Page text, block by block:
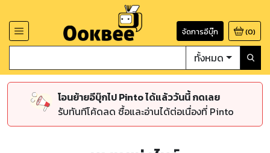
จัดการอีบุ๊ก (0)
ทั้งหมด
โอนย้ายอีบุ๊กไป Pinto ได้แล้ววันนี้ กดเลย
รับทันทีโค้ดลด ซื้อและอ่านได้ต่อเนื่องที่ Pinto